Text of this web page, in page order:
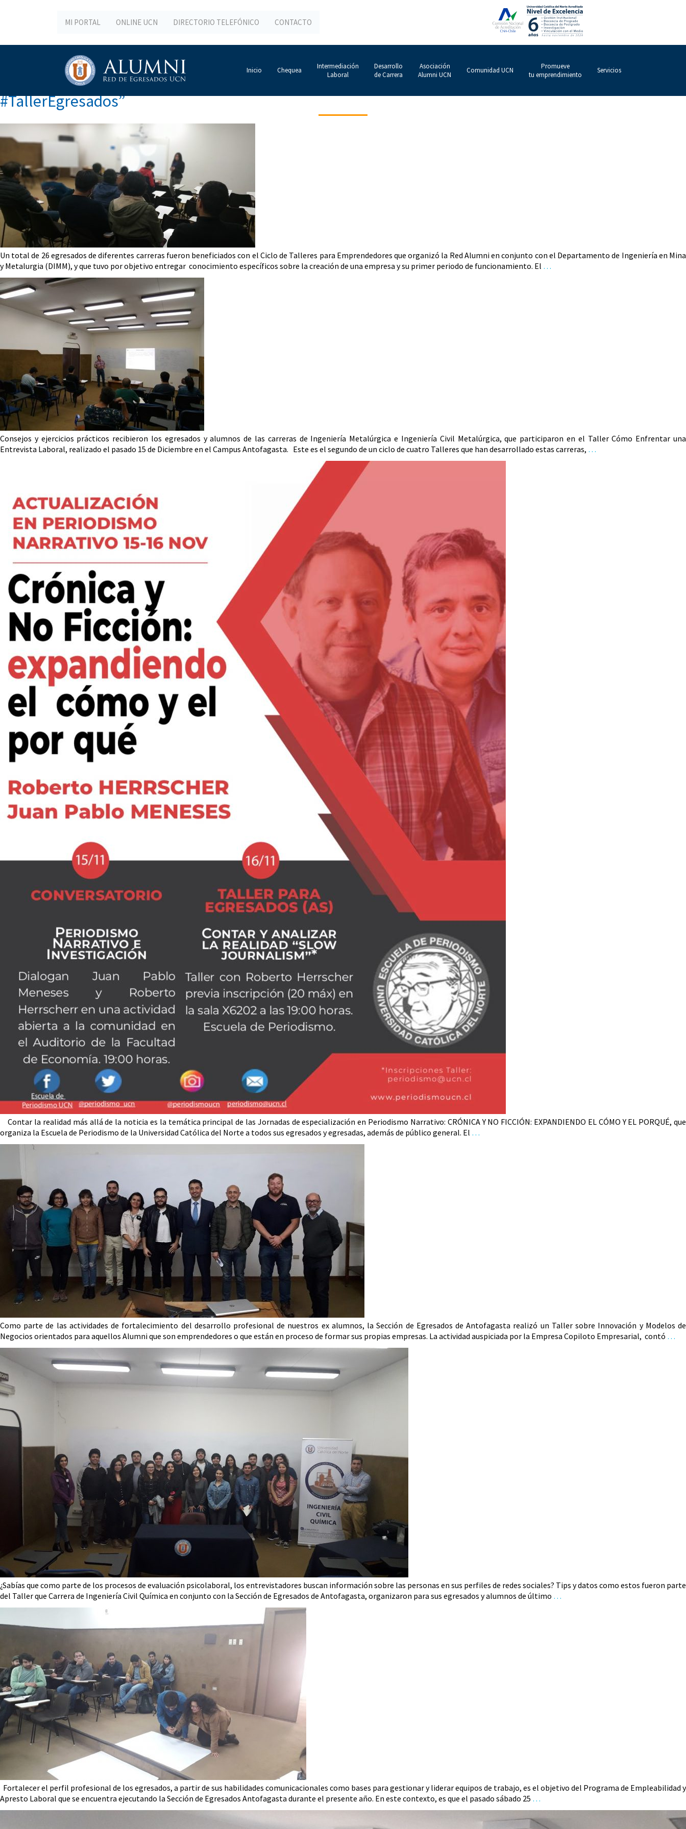
MI PORTAL ONLINE UCN DIRECTORIO TELEFÓNICO CONTACTO
Inicio Chequea
Intermediación
Laboral
Desarrollo
de Carrera
Asociación
Alumni UCN
Comunidad UCN
Promueve
tu emprendimiento
Servicios
#TallerEgresados”
Un total de 26 egresados de diferentes carreras fueron beneficiados con el Ciclo de Talleres para Emprendedores que organizó la Red Alumni en conjunto con el Departamento de Ingeniería en Mina
y Metalurgia (DIMM), y que tuvo por objetivo entregar conocimiento específicos sobre la creación de una empresa y su primer periodo de funcionamiento. El …
Consejos y ejercicios prácticos recibieron los egresados y alumnos de las carreras de Ingeniería Metalúrgica e Ingeniería Civil Metalúrgica, que participaron en el Taller Cómo Enfrentar una
Entrevista Laboral, realizado el pasado 15 de Diciembre en el Campus Antofagasta. Este es el segundo de un ciclo de cuatro Talleres que han desarrollado estas carreras, …
Contar la realidad más allá de la noticia es la temática principal de las Jornadas de especialización en Periodismo Narrativo: CRÓNICA Y NO FICCIÓN: EXPANDIENDO EL CÓMO Y EL PORQUÉ, que
organiza la Escuela de Periodismo de la Universidad Católica del Norte a todos sus egresados y egresadas, además de público general. El …
Como parte de las actividades de fortalecimiento del desarrollo profesional de nuestros ex alumnos, la Sección de Egresados de Antofagasta realizó un Taller sobre Innovación y Modelos de
Negocios orientados para aquellos Alumni que son emprendedores o que están en proceso de formar sus propias empresas. La actividad auspiciada por la Empresa Copiloto Empresarial, contó …
¿Sabías que como parte de los procesos de evaluación psicolaboral, los entrevistadores buscan información sobre las personas en sus perfiles de redes sociales? Tips y datos como estos fueron parte
del Taller que Carrera de Ingeniería Civil Química en conjunto con la Sección de Egresados de Antofagasta, organizaron para sus egresados y alumnos de último …
Fortalecer el perfil profesional de los egresados, a partir de sus habilidades comunicacionales como bases para gestionar y liderar equipos de trabajo, es el objetivo del Programa de Empleabilidad y
Apresto Laboral que se encuentra ejecutando la Sección de Egresados Antofagasta durante el presente año. En este contexto, es que el pasado sábado 25 …